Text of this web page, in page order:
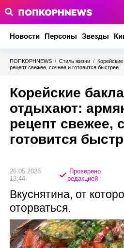
Новости Персоны Звезды
ПОПКОРНNEWS / Стиль жизни /
рецепт свежее, сочнее и готовится быстрее
Корейские
отдыхают:
рецепт свежее,
готовится
26.05.2026
13:44
Проверено
редакцией
Вкуснятина, от
оторваться.